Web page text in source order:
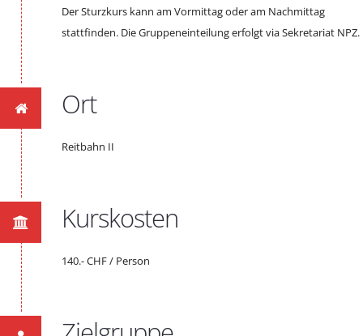
Der Sturzkurs kann am Vormittag oder am Nachmittag
stattfinden. Die Gruppeneinteilung erfolgt via Sekretariat NPZ.
Ort
Reitbahn II
Kurskosten
140.- CHF / Person